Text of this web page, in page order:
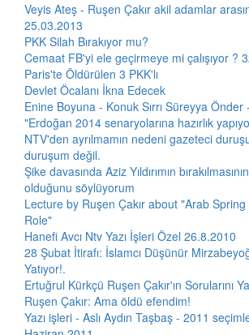
Veyis Ateş - Ruşen Çakır akil adamlar
25.03.2013
PKK Silah Bırakıyor mu?
Cemaat FB'yi ele geçirmeye mi çalışıyor ?
Paris'te Öldürülen 3 PKK'lı
Devlet Öcalanı İkna Edecek
Enine Boyuna - Konuk Sırrı Süreyya
"Erdoğan 2014 senaryolarına hazırlık
NTV'den ayrılmamın nedeni gazeteci
duruşum değil.
Şike davasında Aziz Yıldırımın
olduğunu söylüyorum
Lecture by Ruşen Çakır about "Arab
Role"
Hanefi Avcı Ntv Yazı İşleri Özel 26.8.2010
28 Şubat İtirafı: İslamcı Düşünür
Yatıyor!.
Ertuğrul Kürkçü Ruşen Çakır'ın Sorularını
Ruşen Çakır: Ama öldü efendim!
Yazı işleri - Aslı Aydın Taşbaş - 2011